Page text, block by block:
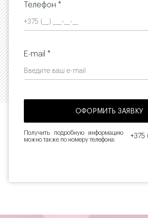
Телефон *
E-mail *
Получить подробную информацию
можно также по номеру телефона:
+375